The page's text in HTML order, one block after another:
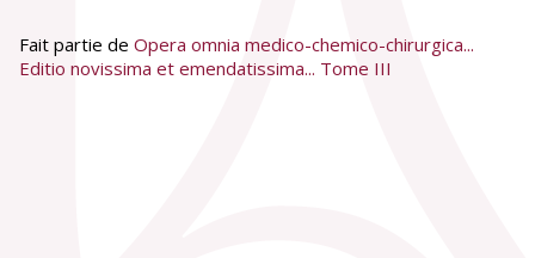
Fait partie de Opera omnia medico-chemico-chirurgica...
Editio novissima et emendatissima... Tome III